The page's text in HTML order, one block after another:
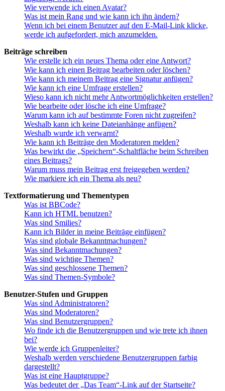
Wie verwende ich einen Avatar?
Was ist mein Rang und wie kann ich ihn ändern?
Wenn ich bei einem Benutzer auf den E-Mail-Link klicke,
werde ich aufgefordert, mich anzumelden.
Beiträge schreiben
Wie erstelle ich ein neues Thema oder eine Antwort?
Wie kann ich einen Beitrag bearbeiten oder löschen?
Wie kann ich meinem Beitrag eine Signatur anfügen?
Wie kann ich eine Umfrage erstellen?
Wieso kann ich nicht mehr Antwortmöglichkeiten erstellen?
Wie bearbeite oder lösche ich eine Umfrage?
Warum kann ich auf bestimmte Foren nicht zugreifen?
Weshalb kann ich keine Dateianhänge anfügen?
Weshalb wurde ich verwarnt?
Wie kann ich Beiträge den Moderatoren melden?
Was bewirkt die „Speichern“-Schaltfläche beim Schreiben
eines Beitrags?
Warum muss mein Beitrag erst freigegeben werden?
Wie markiere ich ein Thema als neu?
Textformatierung und Thementypen
Was ist BBCode?
Kann ich HTML benutzen?
Was sind Smilies?
Kann ich Bilder in meine Beiträge einfügen?
Was sind globale Bekanntmachungen?
Was sind Bekanntmachungen?
Was sind wichtige Themen?
Was sind geschlossene Themen?
Was sind Themen-Symbole?
Benutzer-Stufen und Gruppen
Was sind Administratoren?
Was sind Moderatoren?
Was sind Benutzergruppen?
Wo finde ich die Benutzergruppen und wie trete ich ihnen
bei?
Wie werde ich Gruppenleiter?
Weshalb werden verschiedene Benutzergruppen farbig
dargestellt?
Was ist eine Hauptgruppe?
Was bedeutet der „Das Team“-Link auf der Startseite?